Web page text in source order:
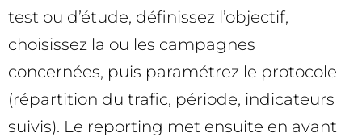
test ou d’étude, définissez l’objectif,
choisissez la ou les campagnes
concernées, puis paramétrez le protocole
(répartition du trafic, période, indicateurs
suivis). Le reporting met ensuite en avant